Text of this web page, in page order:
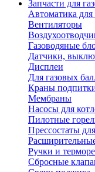
Запчасти для
Автоматика для
Вентиляторы
Газоводяные
Датчики,
Дисплеи
Для газовых
Краны
Мембраны
Насосы для
Пилотные
Прессостаты
Ручки и
Сбросные